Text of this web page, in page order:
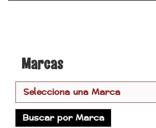
Marcas